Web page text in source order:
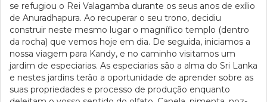
se refugiou o Rei Valagamba durante os seus anos de exílio
de Anuradhapura. Ao recuperar o seu trono, decidiu
construir neste mesmo lugar o magnífico templo (dentro
da rocha) que vemos hoje em dia. De seguida, iniciamos a
nossa viagem para Kandy, e no caminho visitamos um
jardim de especiarias. As especiarias são a alma do Sri Lanka
e nestes jardins terão a oportunidade de aprender sobre as
suas propriedades e processo de produção enquanto